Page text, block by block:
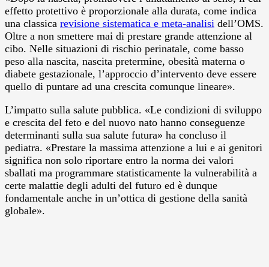
effetto protettivo è proporzionale alla durata, come indica
una classica revisione sistematica e meta-analisi dell’OMS.
Oltre a non smettere mai di prestare grande attenzione al
cibo. Nelle situazioni di rischio perinatale, come basso
peso alla nascita, nascita pretermine, obesità materna o
diabete gestazionale, l’approccio d’intervento deve essere
quello di puntare ad una crescita comunque lineare».
L’impatto sulla salute pubblica. «Le condizioni di sviluppo
e crescita del feto e del nuovo nato hanno conseguenze
determinanti sulla sua salute futura» ha concluso il
pediatra. «Prestare la massima attenzione a lui e ai genitori
significa non solo riportare entro la norma dei valori
sballati ma programmare statisticamente la vulnerabilità a
certe malattie degli adulti del futuro ed è dunque
fondamentale anche in un’ottica di gestione della sanità
globale».